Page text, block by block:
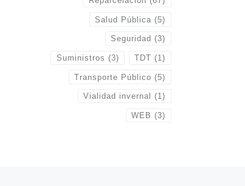
Salud Pública (5)
Seguridad (3)
Suministros (3) TDT (1)
Transporte Público (5)
Vialidad invernal (1)
WEB (3)